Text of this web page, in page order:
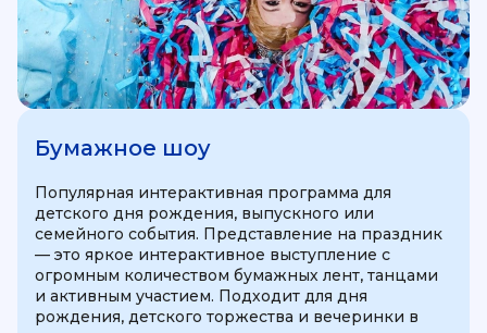
Бумажное шоу
Популярная интерактивная программа для
детского дня рождения, выпускного или
семейного события. Представление на праздник
— это яркое интерактивное выступление с
огромным количеством бумажных лент, танцами
и активным участием. Подходит для дня
рождения, детского торжества и вечеринки в